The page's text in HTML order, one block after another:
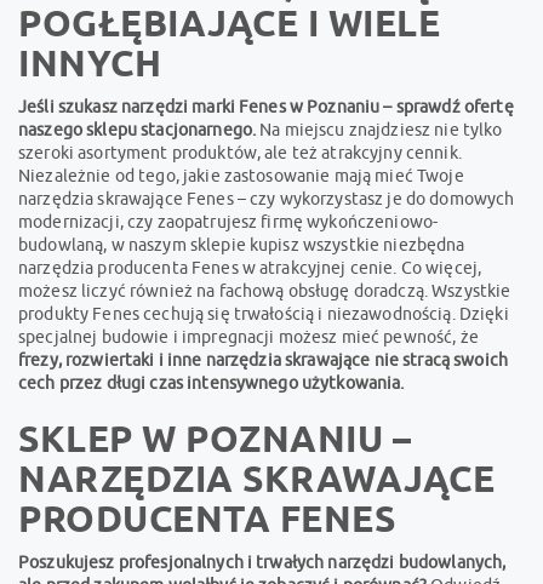
POGŁĘBIAJĄCE I WIELE
INNYCH
Jeśli szukasz narzędzi marki Fenes w Poznaniu – sprawdź ofertę
naszego sklepu stacjonarnego. Na miejscu znajdziesz nie tylko
szeroki asortyment produktów, ale też atrakcyjny cennik.
Niezależnie od tego, jakie zastosowanie mają mieć Twoje
narzędzia skrawające Fenes – czy wykorzystasz je do domowych
modernizacji, czy zaopatrujesz firmę wykończeniowo-
budowlaną, w naszym sklepie kupisz wszystkie niezbędna
narzędzia producenta Fenes w atrakcyjnej cenie. Co więcej,
możesz liczyć również na fachową obsługę doradczą. Wszystkie
produkty Fenes cechują się trwałością i niezawodnością. Dzięki
specjalnej budowie i impregnacji możesz mieć pewność, że
frezy, rozwiertaki i inne narzędzia skrawające nie stracą swoich
cech przez długi czas intensywnego użytkowania.
SKLEP W POZNANIU –
NARZĘDZIA SKRAWAJĄCE
PRODUCENTA FENES
Poszukujesz profesjonalnych i trwałych narzędzi budowlanych,